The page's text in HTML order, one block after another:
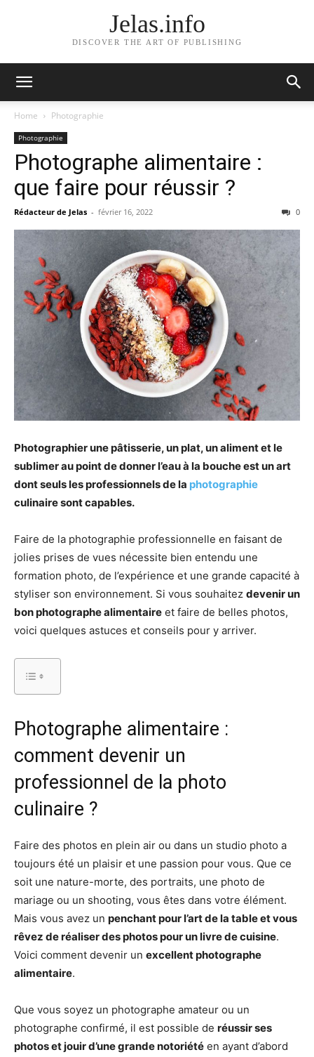
Jelas.info
DISCOVER THE ART OF PUBLISHING
Home Photographie
Photographie
Photographe alimentaire :
que faire pour réussir ?
Rédacteur de Jelas - février 16, 2022 0
Photographier une pâtisserie, un plat, un aliment et le
sublimer au point de donner l’eau à la bouche est un art
dont seuls les professionnels de la photographie
culinaire sont capables.
Faire de la photographie professionnelle en faisant de
jolies prises de vues nécessite bien entendu une
formation photo, de l’expérience et une grande capacité à
styliser son environnement. Si vous souhaitez devenir un
bon photographe alimentaire et faire de belles photos,
voici quelques astuces et conseils pour y arriver.
Photographe alimentaire :
comment devenir un
professionnel de la photo
culinaire ?
Faire des photos en plein air ou dans un studio photo a
toujours été un plaisir et une passion pour vous. Que ce
soit une nature-morte, des portraits, une photo de
mariage ou un shooting, vous êtes dans votre élément.
Mais vous avez un penchant pour l’art de la table et vous
rêvez de réaliser des photos pour un livre de cuisine.
Voici comment devenir un excellent photographe
alimentaire.
Que vous soyez un photographe amateur ou un
photographe confirmé, il est possible de réussir ses
photos et jouir d’une grande notoriété en ayant d’abord